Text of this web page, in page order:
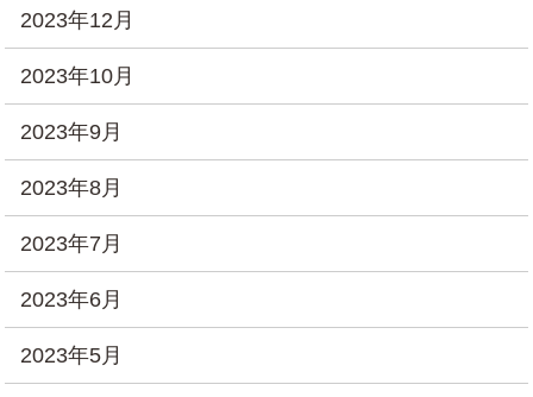
2023年12月
2023年10月
2023年9月
2023年8月
2023年7月
2023年6月
2023年5月